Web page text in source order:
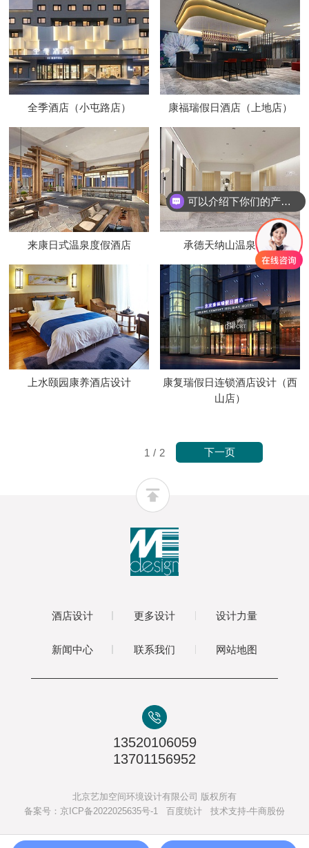
全季酒店（小屯路店） 康福瑞假日酒店（上地店）
来康日式温泉度假酒店 承德天纳山温泉酒店
上水颐园康养酒店设计
康复瑞假日连锁酒店设计（西
山店）
1 / 2 下一页
酒店设计 更多设计 设计力量
新闻中心 联系我们 网站地图
13520106059
13701156952
北京艺加空间环境设计有限公司 版权所有
备案号： 京ICP备2022025635号-1 百度统计 技术支持-牛商股份
可以介绍下你们的产品么